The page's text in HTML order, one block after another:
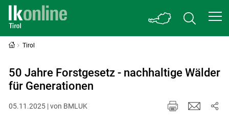
Tirol
50 Jahre Forstgesetz - nachhaltige Wälder
für Generationen
05.11.2025 | von BMLUK